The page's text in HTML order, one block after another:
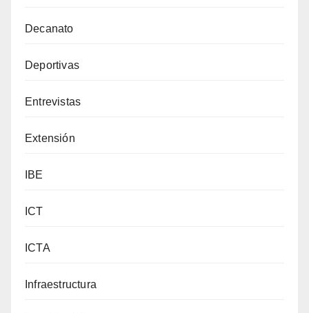
Decanato
Deportivas
Entrevistas
Extensión
IBE
ICT
ICTA
Infraestructura